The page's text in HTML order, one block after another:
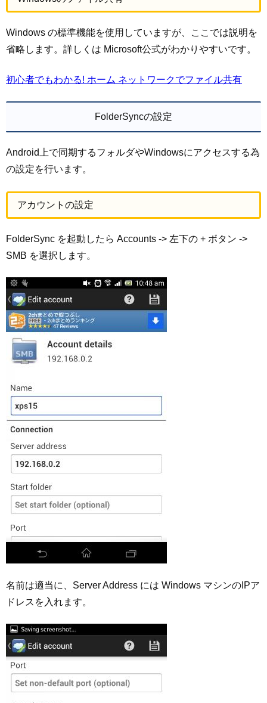
Windows の標準機能を使用していますが、ここでは説明を
省略します。詳しくは Microsoft公式がわかりやすいです。
初心者でもわかる! ホーム ネットワークでファイル共有
FolderSyncの設定
Android上で同期するフォルダやWindowsにアクセスする為
の設定を行います。
アカウントの設定
FolderSync を起動したら Accounts -> 左下の + ボタン ->
SMB を選択します。
名前は適当に、Server Address には Windows マシンのIPア
ドレスを入れます。